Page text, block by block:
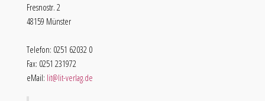
Fresnostr. 2
48159 Münster
Telefon: 0251 62032 0
Fax: 0251 231972
eMail: lit@lit-verlag.de